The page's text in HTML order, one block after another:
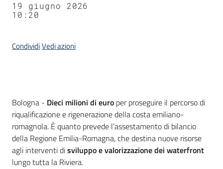
19 giugno 2026
10:20
CondividiVedi azioni
Contenuto
Bologna - Dieci milioni di euro per proseguire il percorso di
riqualificazione e rigenerazione della costa emiliano-
romagnola. È quanto prevede l'assestamento di bilancio
della Regione Emilia-Romagna, che destina nuove risorse
agli interventi disviluppo e valorizzazione dei waterfront
lungo tutta la Riviera.